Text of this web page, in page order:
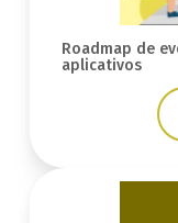
Roadmap de
aplicativos